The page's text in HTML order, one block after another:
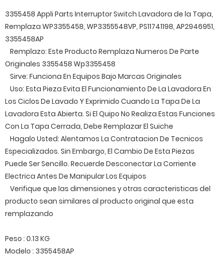
3355458 Appli Parts Interruptor Switch Lavadora de la Tapa,
Remplaza WP3355458, WP3355548VP, PS11741198, AP2946951,
3355458AP
Remplazo: Este Producto Remplaza Numeros De Parte
Originales 3355458 Wp3355458
Sirve: Funciona En Equipos Bajo Marcas Originales
Uso: Esta Pieza Evita El Funcionamiento De La Lavadora En
Los Ciclos De Lavado Y Exprimido Cuando La Tapa De La
Lavadora Esta Abierta. Si El Quipo No Realiza Estas Funciones
Con La Tapa Cerrada, Debe Remplazar El Suiche
Hagalo Usted: Alentamos La Contratacion De Tecnicos
Especializados. Sin Embargo, El Cambio De Esta Piezas
Puede Ser Sencillo. Recuerde Desconectar La Corriente
Electrica Antes De Manipular Los Equipos
Verifique que las dimensiones y otras caracteristicas del
producto sean similares al producto original que esta
remplazando
Peso : 0.13 KG
Modelo : 3355458AP